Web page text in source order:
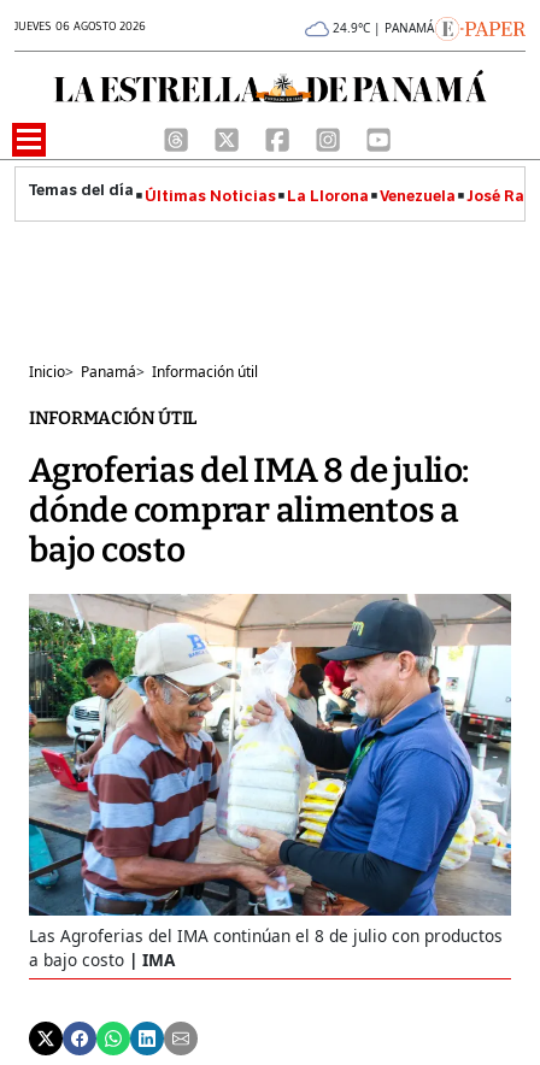
JUEVES 06 AGOSTO 2026 24.9°C | PANAMÁ
Últimas Noticias La Llorona Venezuela José
Inicio> Panamá> Información útil
INFORMACIÓN ÚTIL
Agroferias del IMA 8 de julio:
dónde comprar alimentos a
bajo costo
Las Agroferias del IMA continúan el 8 de julio con productos
a bajo costo
IMA